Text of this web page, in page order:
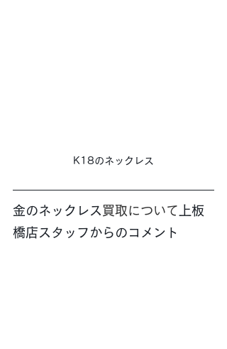
K18のネックレス
金のネックレス買取について
上板
橋店スタッフからのコメント